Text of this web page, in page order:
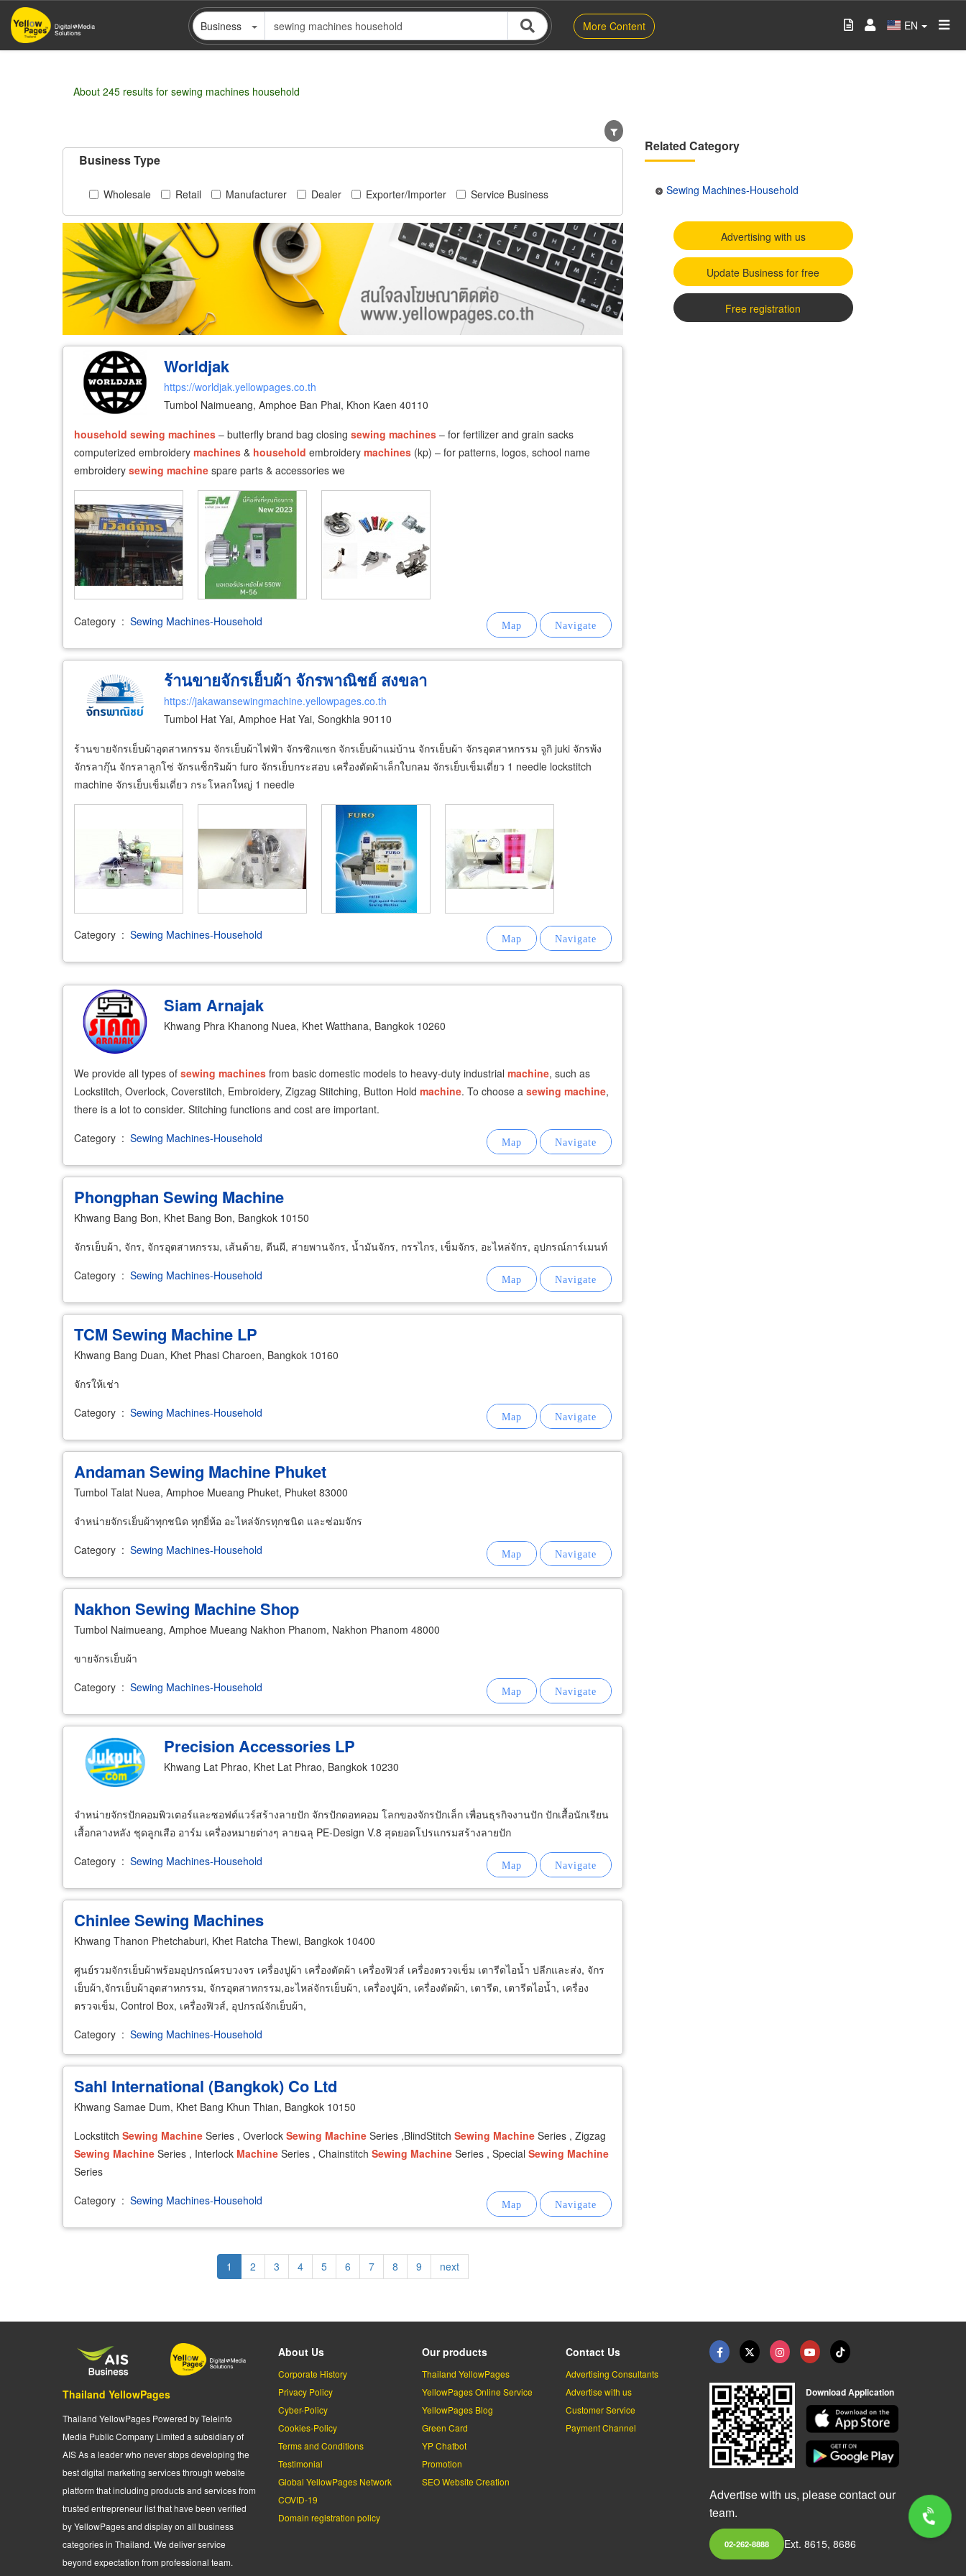
Skip
main
Business More Content EN
About 245 results for sewing machines household
Business Type
Wholesale Retail Manufacturer Dealer Exporter/Importer Service Business
Worldjak
https://worldjak.yellowpages.co.th
Tumbol Naimueang, Amphoe Ban Phai, Khon Kaen 40110
household sewing machines – butterfly brand bag closing sewing machines – for fertilizer and grain sacks
computerized embroidery machines & household embroidery machines (kp) – for patterns, logos, school name
embroidery sewing machine spare parts & accessories we
Category : Sewing Machines-Household
ร้านขายจักรเย็บผ้า จักรพาณิชย์ สงขลา
https://jakawansewingmachine.yellowpages.co.th
Tumbol Hat Yai, Amphoe Hat Yai, Songkhla 90110
ร้านขายจักรเย็บผ้าอุตสาหกรรม จักรเย็บผ้าไฟฟ้า จักรซิกแซก จักรเย็บผ้าแม่บ้าน จักรเย็บผ้า จักรอุตสาหกรรม จูกิ juki จักรพ้ง
จักรลากุ๊น จักรลาลูกโซ่ จักรแซ็กริมผ้า furo จักรเย็บกระสอบ เครื่องตัดผ้าเล็กใบกลม จักรเย็บเข็มเดี่ยว 1 needle lockstitch
machine จักรเย็บเข็มเดี่ยว กระโหลกใหญ่ 1 needle
Category : Sewing Machines-Household
Siam Arnajak
Khwang Phra Khanong Nuea, Khet Watthana, Bangkok 10260
We provide all types of sewing machines from basic domestic models to heavy-duty industrial machine, such as
Lockstitch, Overlock, Coverstitch, Embroidery, Zigzag Stitching, Button Hold machine. To choose a sewing machine,
there is a lot to consider. Stitching functions and cost are important.
Category : Sewing Machines-Household
Phongphan Sewing Machine
Khwang Bang Bon, Khet Bang Bon, Bangkok 10150
จักรเย็บผ้า, จักร, จักรอุตสาหกรรม, เส้นด้าย, ตีนผี, สายพานจักร, น้ำมันจักร, กรรไกร, เข็มจักร, อะไหล่จักร, อุปกรณ์การ์เมนท์
Category : Sewing Machines-Household
TCM Sewing Machine LP
Khwang Bang Duan, Khet Phasi Charoen, Bangkok 10160
จักรให้เช่า
Category : Sewing Machines-Household
Andaman Sewing Machine Phuket
Tumbol Talat Nuea, Amphoe Mueang Phuket, Phuket 83000
จำหน่ายจักรเย็บผ้าทุกชนิด ทุกยี่ห้อ อะไหล่จักรทุกชนิด และซ่อมจักร
Category : Sewing Machines-Household
Nakhon Sewing Machine Shop
Tumbol Naimueang, Amphoe Mueang Nakhon Phanom, Nakhon Phanom 48000
ขายจักรเย็บผ้า
Category : Sewing Machines-Household
Precision Accessories LP
Khwang Lat Phrao, Khet Lat Phrao, Bangkok 10230
จำหน่ายจักรปักคอมพิวเตอร์และซอฟต์แวร์สร้างลายปัก จักรปักดอทคอม โลกของจักรปักเล็ก เพื่อนธุรกิจงานปัก ปักเสื้อนักเรียน
เสื้อกลางหลัง ชุดลูกเสือ อาร์ม เครื่องหมายต่างๆ ลายฉลุ PE-Design V.8 สุดยอดโปรแกรมสร้างลายปัก
Category : Sewing Machines-Household
Chinlee Sewing Machines
Khwang Thanon Phetchaburi, Khet Ratcha Thewi, Bangkok 10400
ศูนย์รวมจักรเย็บผ้าพร้อมอุปกรณ์ครบวงจร เครื่องปูผ้า เครื่องตัดผ้า เครื่องฟิวส์ เครื่องตรวจเข็ม เตารีดไอน้ำ ปลีกและส่ง, จักร
เย็บผ้า,จักรเย็บผ้าอุตสาหกรรม, จักรอุตสาหกรรม,อะไหล่จักรเย็บผ้า, เครื่องปูผ้า, เครื่องตัดผ้า, เตารีด, เตารีดไอน้ำ, เครื่อง
ตรวจเข็ม, Control Box, เครื่องฟิวส์, อุปกรณ์จักเย็บผ้า,
Category : Sewing Machines-Household
Sahl International (Bangkok) Co Ltd
Khwang Samae Dum, Khet Bang Khun Thian, Bangkok 10150
Lockstitch Sewing Machine Series , Overlock Sewing Machine Series ,BlindStitch Sewing Machine Series , Zigzag
Sewing Machine Series , Interlock Machine Series , Chainstitch Sewing Machine Series , Special Sewing Machine
Series
Category : Sewing Machines-Household
Current
page
1 Page
2 Page
3 Page
4 Page
5 Page
6 Page
7 Page
8 Page
9
Next
page
next
Related Category
Sewing Machines-Household
Advertising with us
Update Business for free
Free registration
Thailand YellowPages
Thailand YellowPages Powered by Teleinfo
Media Public Company Limited a subsidiary of
AIS As a leader who never stops developing the
best digital marketing services through website
platform that including products and services from
trusted entrepreneur list that have been verified
by YellowPages and display on all business
categories in Thailand. We deliver service
beyond expectation from professional team.
About Us
Corporate History
Privacy Policy
Cyber-Policy
Cookies-Policy
Terms and Conditions
Testimonial
Global YellowPages Network
COVID-19
Domain registration policy
Our products
Thailand YellowPages
YellowPages Online Service
YellowPages Blog
Green Card
YP Chatbot
Promotion
SEO Website Creation
Contact Us
Advertising Consultants
Advertise with us
Customer Service
Payment Channel
Download Application
Advertise with us, please contact our
team.
02-262-8888 Ext. 8615, 8686